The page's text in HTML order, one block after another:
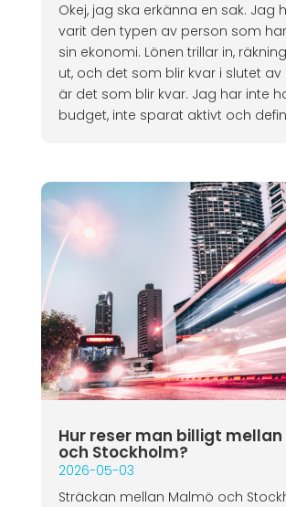
Okej, jag ska erkänna en sak. Jag
varit den typen av person som
sin ekonomi. Lönen trillar in,
ut, och det som blir kvar i slutet
är det som blir kvar. Jag har inte
budget, inte sparat aktivt och
Hur reser man billigt
och Stockholm?
2026-05-03
Sträckan mellan Malmö och